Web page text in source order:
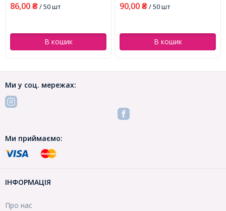
86,00 ₴/ 50 шт
В кошик
90,00 ₴/ 50 шт
В кошик
Ми у соц. мережах:
Ми приймаємо:
ІНФОРМАЦІЯ
Про нас